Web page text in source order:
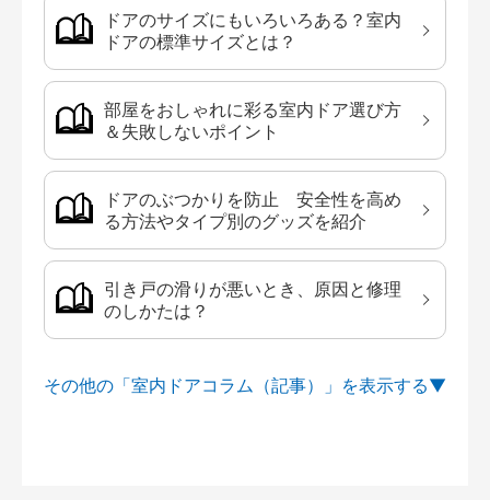
ドアのサイズにもいろいろある？室内
ドアの標準サイズとは？
部屋をおしゃれに彩る室内ドア選び方
＆失敗しないポイント
ドアのぶつかりを防止 安全性を高め
る方法やタイプ別のグッズを紹介
引き戸の滑りが悪いとき、原因と修理
のしかたは？
その他の「室内ドアコラム（記事）」を